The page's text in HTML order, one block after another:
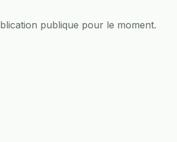
publique pour le moment.